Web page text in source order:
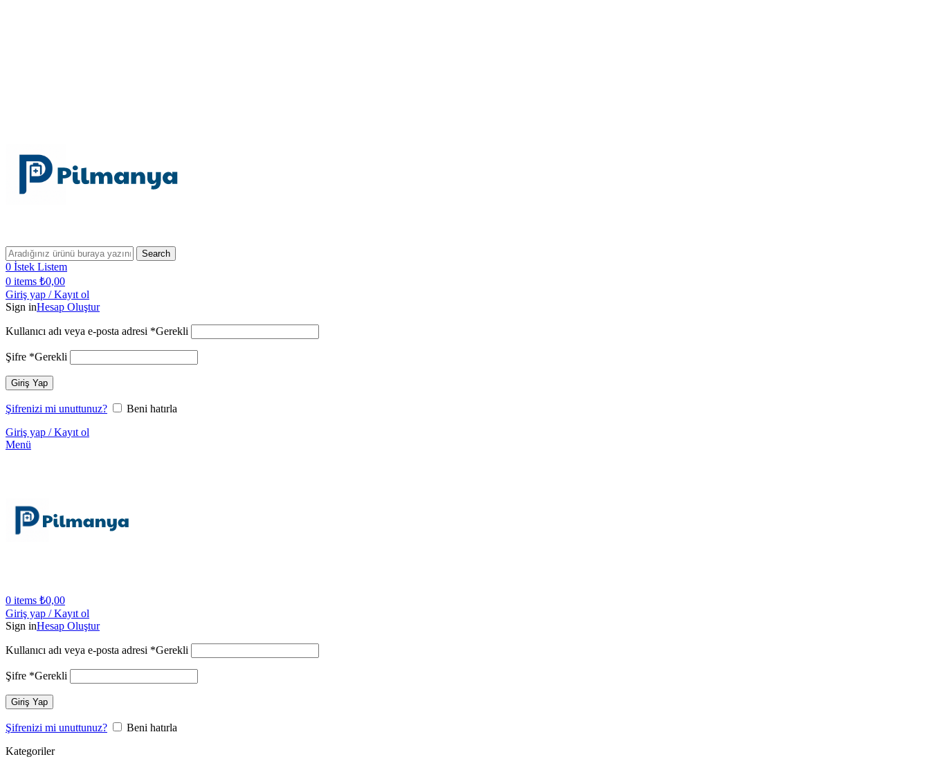
Search
0 İstek Listem
0 items ₺0,00
Giriş yap / Kayıt ol
Sign inHesap Oluştur
Kullanıcı adı veya e-posta adresi *Gerekli
Şifre *Gerekli
Giriş Yap
Şifrenizi mi unuttunuz?
Beni hatırla
Giriş yap / Kayıt ol
Menü
0 items ₺0,00
Giriş yap / Kayıt ol
Sign inHesap Oluştur
Kullanıcı adı veya e-posta adresi *Gerekli
Şifre *Gerekli
Giriş Yap
Şifrenizi mi unuttunuz?
Beni hatırla
Kategoriler